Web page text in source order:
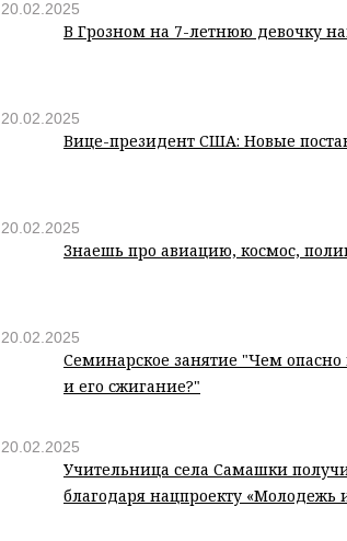
20.02.2025
В Грозном на 7-летнюю девочку
20.02.2025
Вице-президент США: Новые
20.02.2025
Знаешь про авиацию, космос,
20.02.2025
Семинарское занятие "Чем
и его сжигание?"
20.02.2025
Учительница села Самашки
благодаря нацпроекту «Молодежь